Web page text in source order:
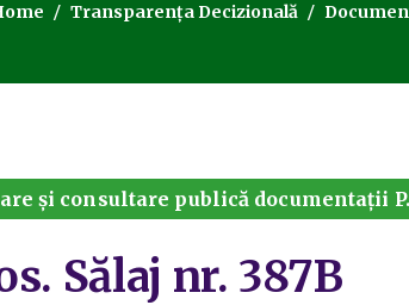
Transparența Decizională
și consultare publică documentații
Sălaj nr. 387B